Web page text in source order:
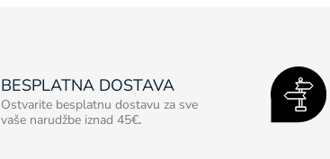
BESPLATNA DOSTAVA
Ostvarite besplatnu dostavu za sve
vaše narudžbe iznad 45€.